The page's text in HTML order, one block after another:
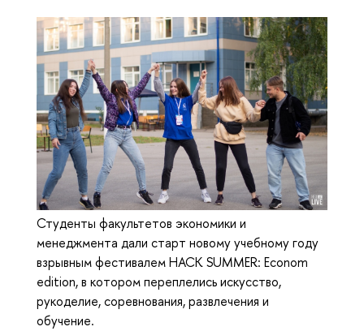
Студенты факультетов экономики и
менеджмента дали старт новому учебному году
взрывным фестивалем HACK SUMMER: Еconom
edition, в котором переплелись искусство,
рукоделие, соревнования, развлечения и
обучение.